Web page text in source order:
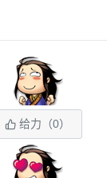
给力（0）